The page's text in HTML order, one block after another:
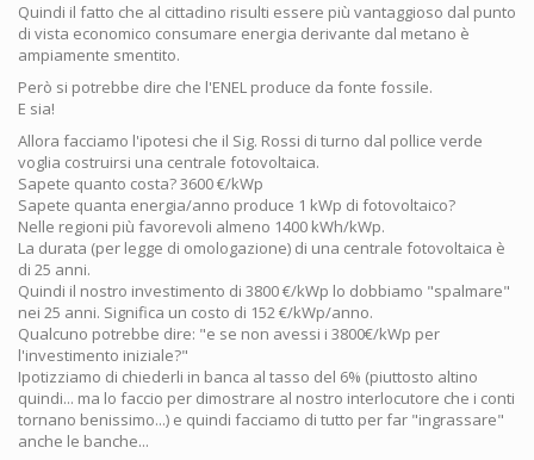
Quindi il fatto che al cittadino risulti essere più vantaggioso dal punto
di vista economico consumare energia derivante dal metano è
ampiamente smentito.
Però si potrebbe dire che l'ENEL produce da fonte fossile.
E sia!
Allora facciamo l'ipotesi che il Sig. Rossi di turno dal pollice verde
voglia costruirsi una centrale fotovoltaica.
Sapete quanto costa? 3600 €/kWp
Sapete quanta energia/anno produce 1 kWp di fotovoltaico?
Nelle regioni più favorevoli almeno 1400 kWh/kWp.
La durata (per legge di omologazione) di una centrale fotovoltaica è
di 25 anni.
Quindi il nostro investimento di 3800 €/kWp lo dobbiamo "spalmare"
nei 25 anni. Significa un costo di 152 €/kWp/anno.
Qualcuno potrebbe dire: "e se non avessi i 3800€/kWp per
l'investimento iniziale?"
Ipotizziamo di chiederli in banca al tasso del 6% (piuttosto altino
quindi... ma lo faccio per dimostrare al nostro interlocutore che i conti
tornano benissimo...) e quindi facciamo di tutto per far "ingrassare"
anche le banche...